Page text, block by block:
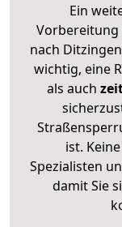
Ein
Vorbereitung
nach
wichtig, eine
als auch
ist.
Spezialisten
damit Sie